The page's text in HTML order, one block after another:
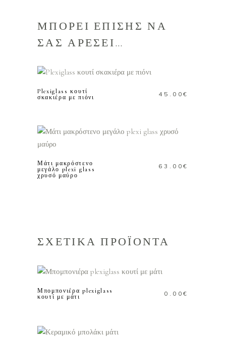
ΜΠΟΡΕΙ ΕΠΙΣΗΣ ΝΑ
ΣΑΣ ΑΡΕΣΕΙ…
Plexiglass κουτί
σκακιέρα με πιόνι
45.00€
ΠΡΟΣΘΗΚΗ ΣΤΟ
Μάτι μακρόστενο
μεγάλο plexi glass
χρυσό μαύρο
63.00€
ΣΧΕΤΙΚΑ ΠΡΟΪΟΝΤΑ
Μπομπονιέρα plexiglass
κουτί με μάτι
0.00€